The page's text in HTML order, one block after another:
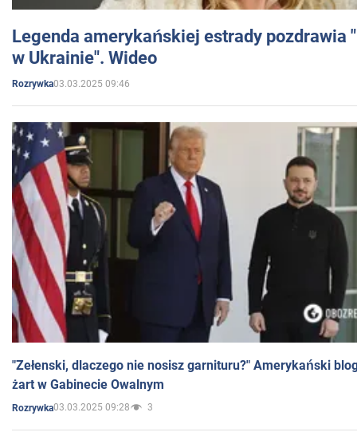
Legenda amerykańskiej estrady pozdrawia
w Ukrainie". Wideo
Rozrywka03.03.2025 09:46
"Zełenski, dlaczego nie nosisz garnituru?" Amerykański
żart w Gabinecie Owalnym
Rozrywka03.03.2025 09:28 3